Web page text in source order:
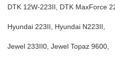
DTK 12W-223II, DTK MaxForce
Hyundai 223II, Hyundai N223II,
Jewel 233II0, Jewel Topaz 9600,